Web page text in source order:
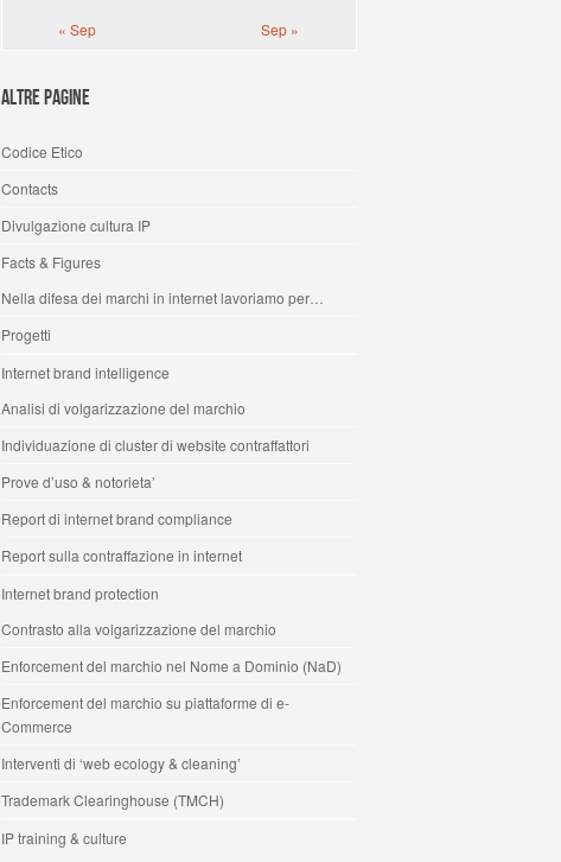
« Sep Sep »
Altre Pagine
Codice Etico
Contacts
Divulgazione cultura IP
Facts & Figures
Nella difesa dei marchi in internet lavoriamo per…
Progetti
Internet brand intelligence
Analisi di volgarizzazione del marchio
Individuazione di cluster di website contraffattori
Prove d’uso & notorieta’
Report di internet brand compliance
Report sulla contraffazione in internet
Internet brand protection
Contrasto alla volgarizzazione del marchio
Enforcement del marchio nel Nome a Dominio (NaD)
Enforcement del marchio su piattaforme di e-
Commerce
Interventi di ‘web ecology & cleaning’
Trademark Clearinghouse (TMCH)
IP training & culture